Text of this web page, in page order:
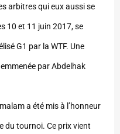
arbitres qui eux aussi se
10 et 11 juin 2017, se
G1 par la WTF. Une
par Abdelhak
a été mis à l’honneur
du tournoi. Ce prix vient